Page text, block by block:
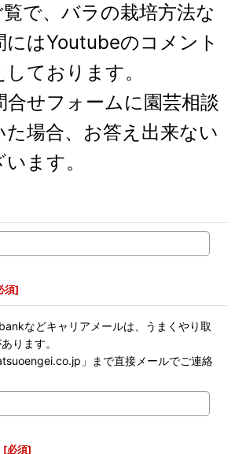
で、バラの栽培方法な
にはYoutubeのコメント
ております。
合せフォームに園芸相談
た場合、お答え出来ない
ます。
須]
などキャリアメールは、うまくやり取
ります。
」まで直接メールでご連絡
[必須]